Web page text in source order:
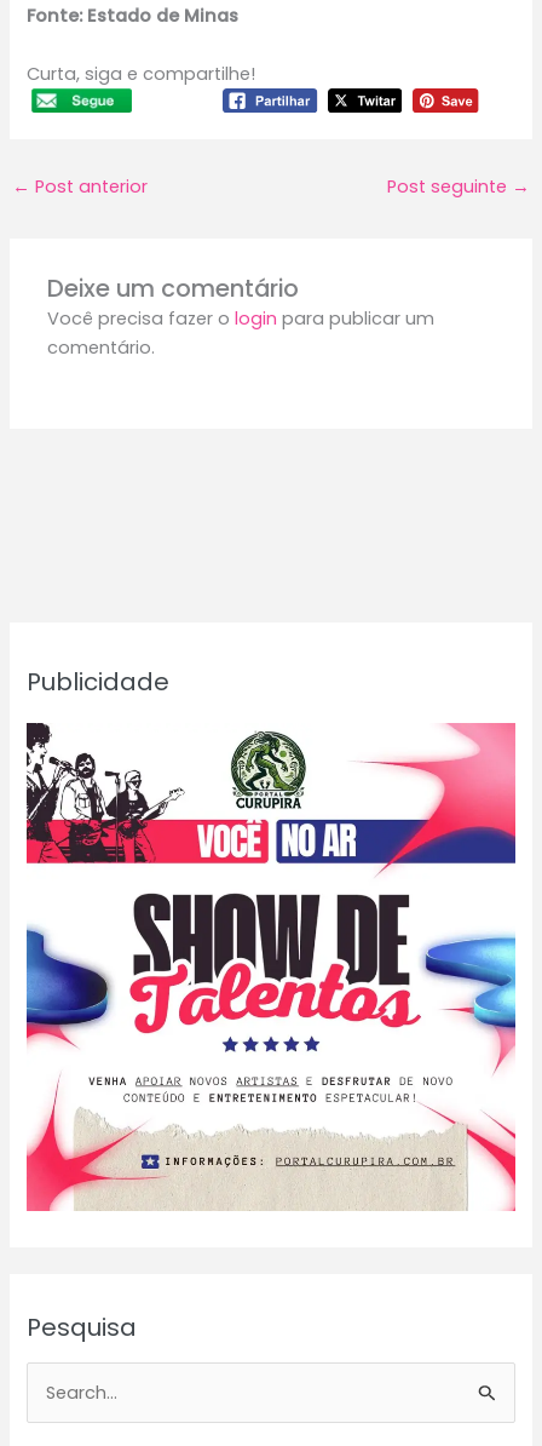
Publicidade
Pesquisa
Fonte: Estado de Minas
Curta, siga e compartilhe!
← Post anterior Post seguinte →
Deixe um comentário
Você precisa fazer ologin para publicar um
comentário.